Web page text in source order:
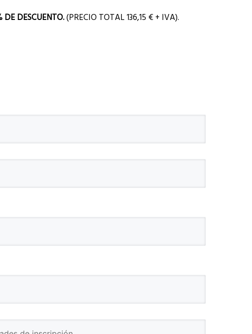
DE DESCUENTO.(PRECIO TOTAL136,15 € + IVA).